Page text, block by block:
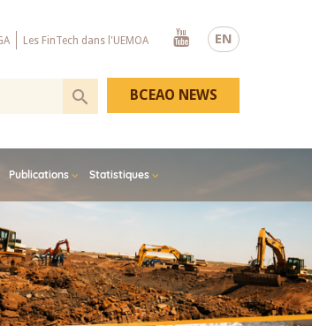
EN
Les FinTech dans l'UEMOA
Youtube
Publications Statistiques
BCEAO NEWS